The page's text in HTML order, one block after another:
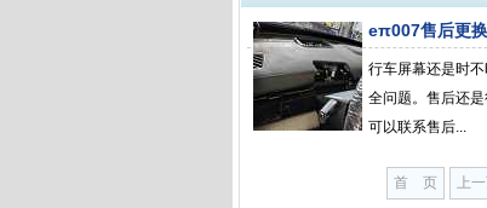
eπ007售后更
行车屏幕还是时
全问题。售后还
可以联系售后...
首 页 上